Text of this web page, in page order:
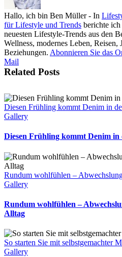
Hallo, ich bin Ben Müller - In
für Lifestyle und Trends berichte
neuesten Lifestyle-Trends aus den
Wellness, modernes Leben, Reisen,
Beziehungen. Abonnieren Sie das
Mail
Related Posts
Diesen Frühling kommt Denim in
Gallery
Diesen Frühling kommt Denim
Rundum wohlfühlen –
Gallery
Rundum wohlfühlen –
Alltag
So starten Sie mit selbstgemachter
Gallery